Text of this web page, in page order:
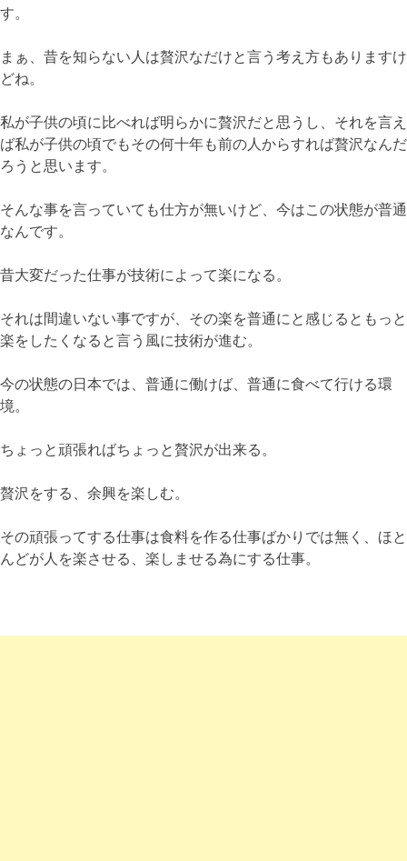
す。
まぁ、昔を知らない人は贅沢なだけと言う考え方もありますけ
どね。
私が子供の頃に比べれば明らかに贅沢だと思うし、それを言え
ば私が子供の頃でもその何十年も前の人からすれば贅沢なんだ
ろうと思います。
そんな事を言っていても仕方が無いけど、今はこの状態が普通
なんです。
昔大変だった仕事が技術によって楽になる。
それは間違いない事ですが、その楽を普通にと感じるともっと
楽をしたくなると言う風に技術が進む。
今の状態の日本では、普通に働けば、普通に食べて行ける環
境。
ちょっと頑張ればちょっと贅沢が出来る。
贅沢をする、余興を楽しむ。
その頑張ってする仕事は食料を作る仕事ばかりでは無く、ほと
んどが人を楽させる、楽しませる為にする仕事。